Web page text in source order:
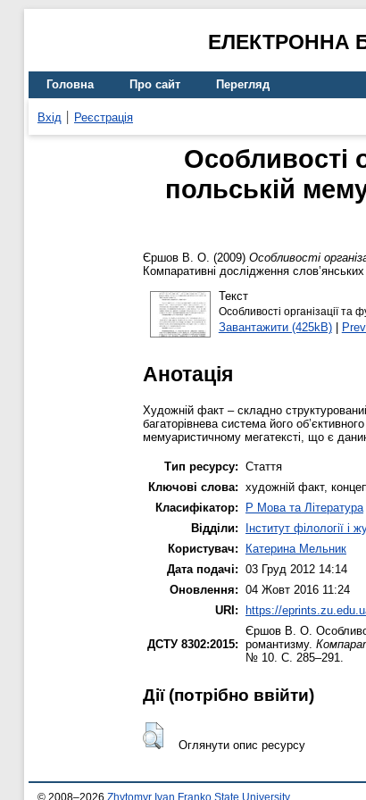
ЕЛЕКТРОННА
Головна Про сайт Перегляд
Вхід Реєстрація
Особливості
польській
Єршов В. О. (2009) Особливості
Компаративні дослідження
Текст
Особливості організації та
Завантажити (425kB)|
Анотація
Художній факт – складно
багаторівнева система його
мемуаристичному мегатексті, що є
Тип ресурсу: Стаття
Ключові слова: художній факт,
Класифікатор:
P Мова та Література
Відділи:
Інститут філології і
Користувач:
Катерина Мельник
Дата подачі: 03 Груд 2012 14:14
Оновлення: 04 Жовт 2016 11:24
URI: https://
ДСТУ 8302:2015:
Єршов В. О.
романтизму.
№ 10. С. 285–291.
Дії ​​(потрібно ввійти)
Оглянути опис ресурсу
© 2008–2026 Zhytomyr Ivan Franko State University